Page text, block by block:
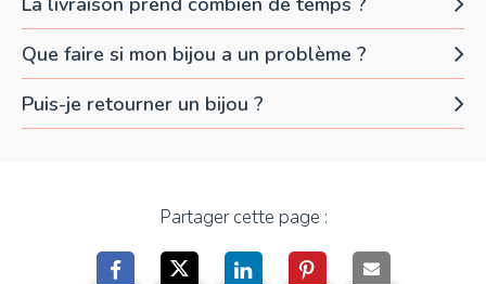
Que faire si mon bijou a un problème ?
Puis-je retourner un bijou ?
Partager cette page :